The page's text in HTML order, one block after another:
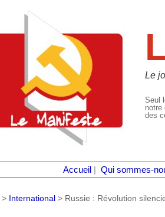
Le
Seul
notre
des
Accueil Qui sommes-
> International > Russie : Révolution